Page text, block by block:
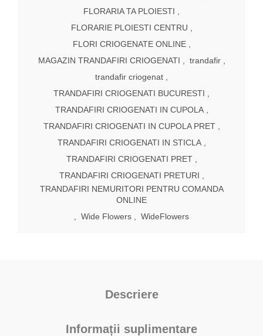
FLORARIA TA PLOIESTI
FLORARIE PLOIESTI CENTRU
FLORI CRIOGENATE ONLINE
MAGAZIN TRANDAFIRI CRIOGENATI
trandafir
trandafir criogenat
TRANDAFIRI CRIOGENATI BUCURESTI
TRANDAFIRI CRIOGENATI IN CUPOLA
TRANDAFIRI CRIOGENATI IN CUPOLA PRET
TRANDAFIRI CRIOGENATI IN STICLA
TRANDAFIRI CRIOGENATI PRET
TRANDAFIRI CRIOGENATI PRETURI
TRANDAFIRI NEMURITORI PENTRU COMANDA
ONLINE
Wide Flowers WideFlowers
Descriere
Informații suplimentare